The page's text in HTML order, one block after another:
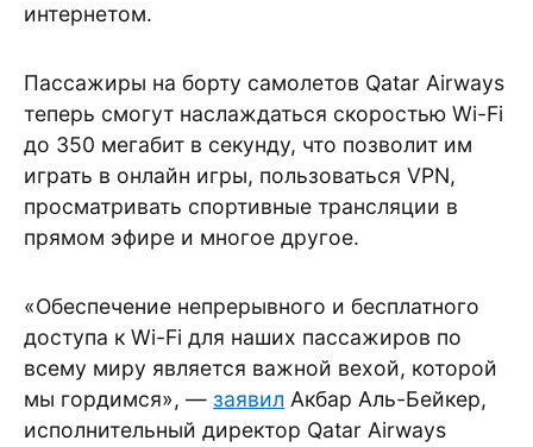
интернетом.
Пассажиры на борту самолетов Qatar Airways
теперь смогут наслаждаться скоростью Wi-Fi
до 350 мегабит в секунду, что позволит им
играть в онлайн игры, пользоваться VPN,
просматривать спортивные трансляции в
прямом эфире и многое другое.
«Обеспечение непрерывного и бесплатного
доступа к Wi-Fi для наших пассажиров по
всему миру является важной вехой, которой
мы гордимся», — заявил Акбар Аль-Бейкер,
исполнительный директор Qatar Airways